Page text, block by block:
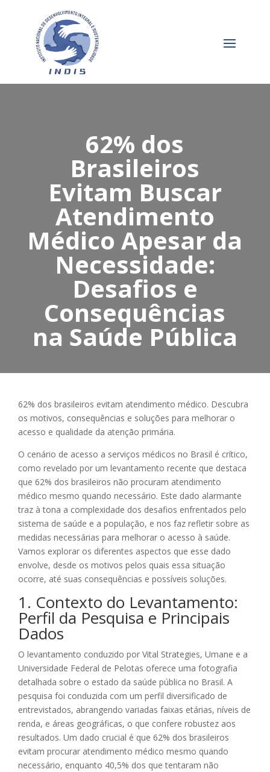
62% dos
Brasileiros
Evitam Buscar
Atendimento
Médico Apesar da
Necessidade:
Desafios e
Consequências
na Saúde Pública
62% dos brasileiros evitam atendimento médico. Descubra
os motivos, consequências e soluções para melhorar o
acesso e qualidade da atenção primária.
O cenário de acesso a serviços médicos no Brasil é crítico,
como revelado por um levantamento recente que destaca
que 62% dos brasileiros não procuram atendimento
médico mesmo quando necessário. Este dado alarmante
traz à tona a complexidade dos desafios enfrentados pelo
sistema de saúde e a população, e nos faz refletir sobre as
medidas necessárias para melhorar o acesso à saúde.
Vamos explorar os diferentes aspectos que esse dado
envolve, desde os motivos pelos quais essa situação
ocorre, até suas consequências e possíveis soluções.
1. Contexto do Levantamento:
Perfil da Pesquisa e Principais
Dados
O levantamento conduzido por Vital Strategies, Umane e a
Universidade Federal de Pelotas oferece uma fotografia
detalhada sobre o estado da saúde pública no Brasil. A
pesquisa foi conduzida com um perfil diversificado de
entrevistados, abrangendo variadas faixas etárias, níveis de
renda, e áreas geográficas, o que confere robustez aos
resultados. Um dado crucial é que 62% dos brasileiros
evitam procurar atendimento médico mesmo quando
necessário, enquanto 40,5% dos que tentaram não